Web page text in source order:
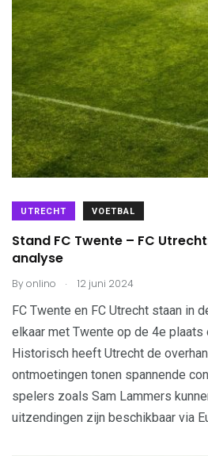
UTRECHT VOETBAL
Stand FC Twente – FC
analyse
Byonlino . 12 juni 2024
FC Twente en FC Utrecht staan in
elkaar met Twente op de 4e plaats
Historisch heeft Utrecht de
ontmoetingen tonen spannende
spelers zoals Sam Lammers
uitzendingen zijn beschikbaar via